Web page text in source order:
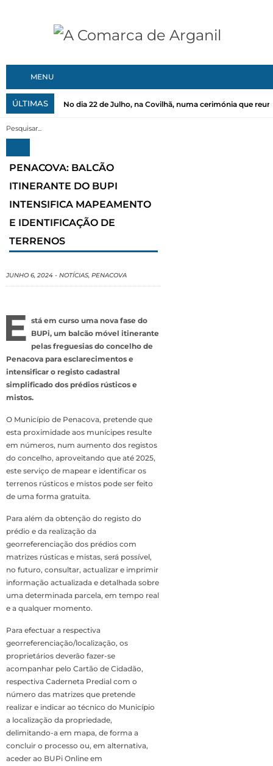
MENU
ÚLTIMAS No dia 22 de Julho, na Covilhã, numa cerimónia que
PENACOVA: BALCÃO
ITINERANTE DO BUPI
INTENSIFICA MAPEAMENTO
E IDENTIFICAÇÃO DE
TERRENOS
JUNHO 6, 2024 - NOTÍCIAS, PENACOVA
E stá em curso uma nova fase do
BUPi, um balcão móvel itinerante
pelas freguesias do concelho de
Penacova para esclarecimentos e
intensificar o registo cadastral
simplificado dos prédios rústicos e
mistos.
O Município de Penacova, pretende que
esta proximidade aos munícipes resulte
em números, num aumento dos registos
do concelho, aproveitando que até 2025,
este serviço de mapear e identificar os
terrenos rústicos e mistos pode ser feito
de uma forma gratuita.
Para além da obtenção do registo do
prédio e da realização da
georreferenciação dos prédios com
matrizes rústicas e mistas, será possível,
no futuro, consultar, actualizar e imprimir
informação actualizada e detalhada sobre
uma determinada parcela, em tempo real
e a qualquer momento.
Para efectuar a respectiva
georreferenciação/localização, os
proprietários deverão fazer-se
acompanhar pelo Cartão de Cidadão,
respectiva Caderneta Predial com o
número das matrizes que pretende
realizar e indicar ao técnico do Município
a localização da propriedade,
delimitando-a em mapa, de forma a
concluir o processo ou, em alternativa,
aceder ao BUPi Online em